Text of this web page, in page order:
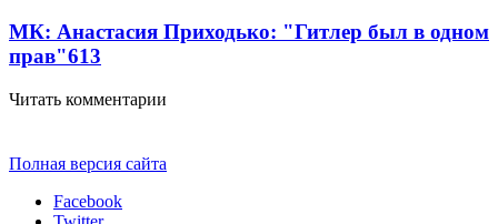
МК: Анастасия Приходько: "Гитлер был в одном
прав"613
Читать комментарии
Полная версия сайта
Facebook